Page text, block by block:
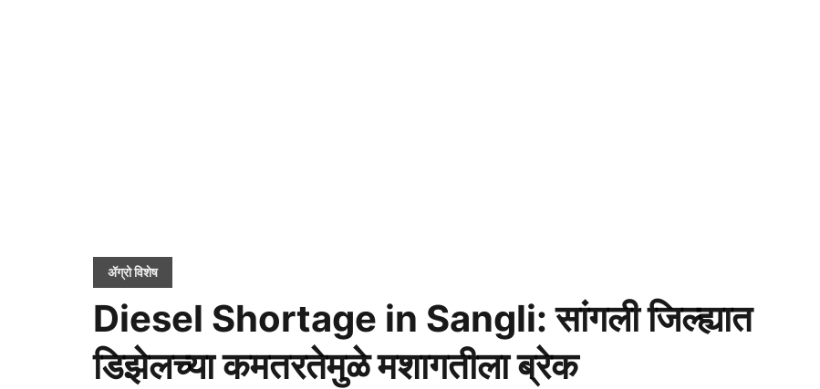
ॲग्रो विशेष
Diesel Shortage in Sangli: सांगली जिल्ह्यात
डिझेलच्या कमतरतेमुळे मशागतीला ब्रेक